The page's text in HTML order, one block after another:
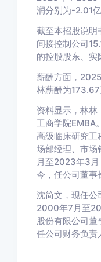
润分别为-2.01
截至本招股说明
间接控制公司
的控股股东、实
薪酬方面，
林薪酬为173.67
资料显示，林
工商学院EMBA
高级临床研究工
场部经理、市
月至2023年3月
今，任公司董事
沈简文，现任公
2000年7月至
股份有限公司
任公司财务负